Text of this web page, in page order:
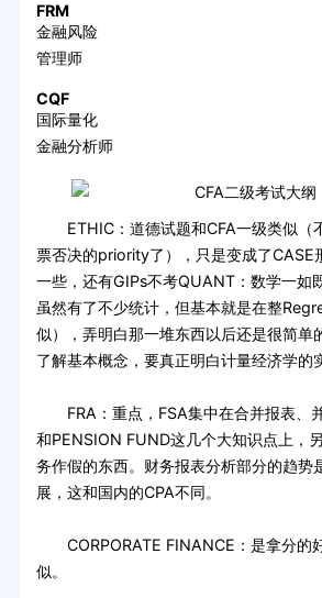
FRM
金融风险
管理师
CQF
国际量化
金融分析师
ETHIC：道德试题和CFA一级类似（
票否决的priority了），只是变成了CASE
一些，还有GIPs不考QUANT：数学一如
虽然有了不少统计，但基本就是在整
似），弄明白那一堆东西以后还是很简单
了解基本概念，要真正明白计量经济学的
FRA：重点，FSA集中在合并报表、
和PENSION FUND这几个大知识点上，
务作假的东西。财务报表分析部分的趋势
展，这和国内的CPA不同。
CORPORATE FINANCE：是拿分的
似。